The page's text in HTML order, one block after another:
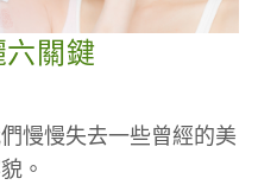
關鍵
慢慢失去一些曾經的美
。